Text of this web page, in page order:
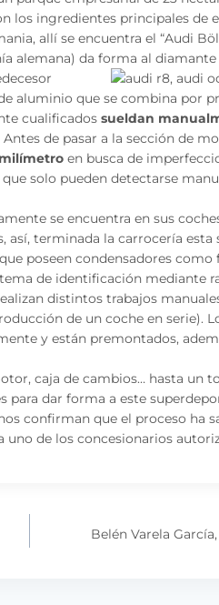
los ingredientes principales de
allí se encuentra el “Audi
alemana) da forma al diamante
aluminio que se combina por
cualificados sueldan
de pasar a la sección de
en busca de
solo pueden detectarse
se encuentra en sus
terminada la carrocería esta
poseen condensadores como
de identificación mediante
distintos trabajos
de un coche en serie).
y están premontados,
caja de cambios… hasta un
para dar forma a este
confirman que el proceso ha
uno de los concesionarios
Belén Varela